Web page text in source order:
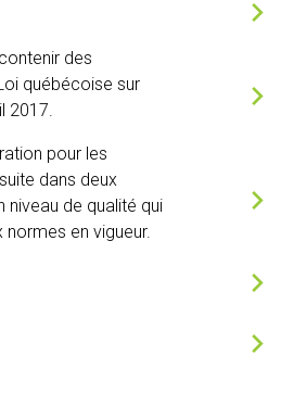
des
québécoise sur
2017.
pour les
dans deux
niveau de qualité qui
en vigueur.